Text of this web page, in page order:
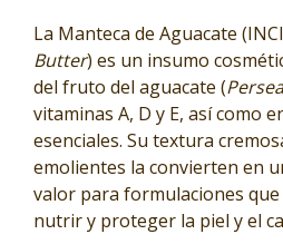
La Manteca de Aguacate
Butter) es un insumo
del fruto del aguacate (
vitaminas A, D y E, así como
esenciales. Su textura
emolientes la convierten en
valor para formulaciones
nutrir y proteger la piel y el